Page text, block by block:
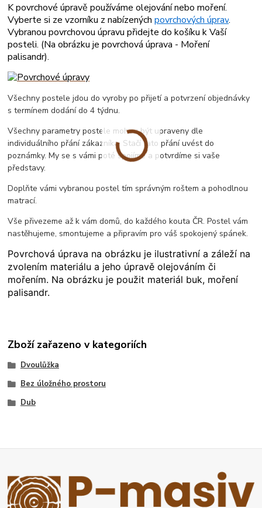
K povrchové úpravě používáme olejování nebo moření.
Vyberte si ze vzorníku z nabízenýchpovrchových úprav.
Vybranou povrchovou úpravu přidejte do košíku k Vaší
posteli. (Na obrázku je povrchová úprava - Moření
palisandr).
Všechny postele jdou do vyroby po přijetí a potvrzení objednávky
s termínem dodání do 4 týdnu.
Všechny parametry postele mohou být upraveny dle
individuálního přání zákazníka. Stačí tato přání uvést do
poznámky. My se s vámi poté spojíme a potvrdíme si vaše
představy.
Doplňte vámi vybranou postel tím správným roštem a pohodlnou
matrací.
Vše přivezeme až k vám domů, do každého kouta ČR. Postel vám
nastěhujeme, smontujeme a připravím pro váš spokojený spánek.
Povrchová úprava na obrázku je ilustrativní a záleží na
zvolením materiálu a jeho úpravě olejováním či
mořením. Na obrázku je použit materiál buk, moření
palisandr.
Zboží zařazeno v kategoriích
Dvoulůžka
Bez úložného prostoru
Dub